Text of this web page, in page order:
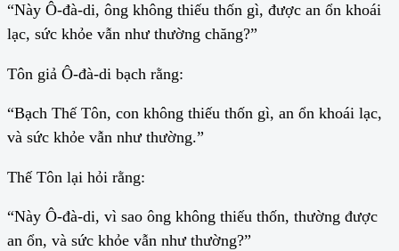
“Này Ô-đà-di, ông không thiếu thốn gì, được an ổn khoái
lạc, sức khỏe vẫn như thường chăng?”
Tôn giả Ô-đà-di bạch rằng:
“Bạch Thế Tôn, con không thiếu thốn gì, an ổn khoái lạc,
và sức khỏe vẫn như thường.”
Thế Tôn lại hỏi rằng:
“Này Ô-đà-di, vì sao ông không thiếu thốn, thường được
an ổn, và sức khỏe vẫn như thường?”